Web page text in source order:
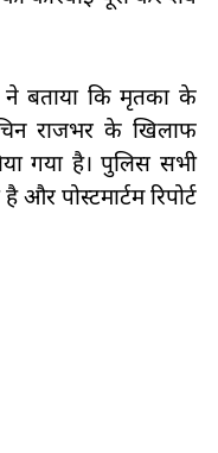
ने बताया कि मृतका के
राजभर के खिलाफ
गया है। पुलिस सभी
पोस्टमार्टम रिपोर्ट